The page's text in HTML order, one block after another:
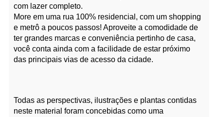
com lazer completo.
More em uma rua 100% residencial, com um shopping
e metrô a poucos passos! Aproveite a comodidade de
ter grandes marcas e conveniência pertinho de casa,
você conta ainda com a facilidade de estar próximo
das principais vias de acesso da cidade.
Todas as perspectivas, ilustrações e plantas contidas
neste material foram concebidas como uma